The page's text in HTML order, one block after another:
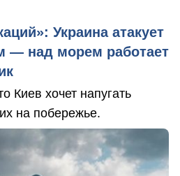
Украина атакует
— над морем работает
Киев хочет напугать
на побережье.